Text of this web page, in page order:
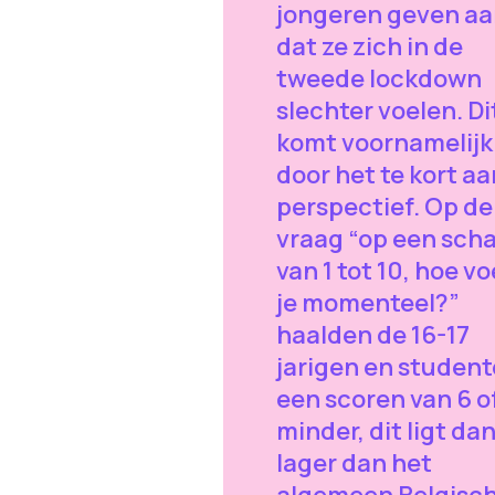
jongeren geven
dat ze zich in de
tweede lockdown
slechter voelen.
komt voornamelijk
door het te kort
perspectief. Op de
vraag “op een
van 1 tot 10, hoe
je momenteel?”
haalden de 16-17
jarigen en
een scoren van 6
minder, dit ligt
lager dan het